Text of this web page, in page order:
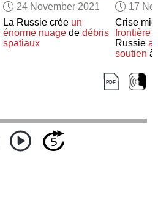
24 November 2021
La Russie crée un
énorme nuagede débris
spatiaux
17
Crise
frontière
Russie
soutien à